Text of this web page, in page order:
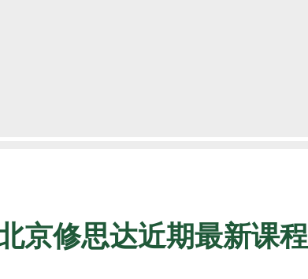
京修思达近期最新课程